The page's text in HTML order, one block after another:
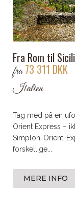
Fra Rom til
fra73 311 DKK
Italien
Tag med på en
Orient Express –
Simplon-Orient-
forskellige...
MERE INFO